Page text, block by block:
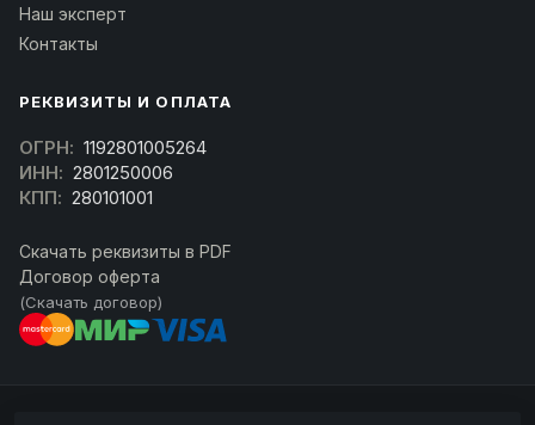
Наш эксперт
Контакты
РЕКВИЗИТЫ И ОПЛАТА
ОГРН: 1192801005264
ИНН: 2801250006
КПП: 280101001
Скачать реквизиты в PDF
Договор оферта
(Скачать договор)